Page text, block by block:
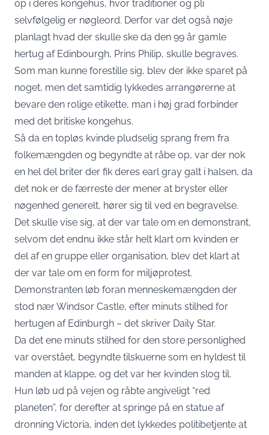
op i deres kongehus, hvor traditioner og pli
selvfølgelig er nøgleord. Derfor var det også nøje
planlagt hvad der skulle ske da den 99 år gamle
hertug af Edinbourgh, Prins Philip, skulle begraves.
Som man kunne forestille sig, blev der ikke sparet på
noget, men det samtidig lykkedes arrangørerne at
bevare den rolige etikette, man i høj grad forbinder
med det britiske kongehus.
Så da en topløs kvinde pludselig sprang frem fra
folkemængden og begyndte at råbe op, var der nok
en hel del briter der fik deres earl gray galt i halsen, da
det nok er de færreste der mener at bryster eller
nøgenhed generelt, hører sig til ved en begravelse.
Det skulle vise sig, at der var tale om en demonstrant,
selvom det endnu ikke står helt klart om kvinden er
del af en gruppe eller organisation, blev det klart at
der var tale om en form for miljøprotest.
Demonstranten løb foran menneskemængden der
stod nær Windsor Castle, efter minuts stilhed for
hertugen af Edinburgh – det skriver Daily Star.
Da det ene minuts stilhed for den store personlighed
var overstået, begyndte tilskuerne som en hyldest til
manden at klappe, og det var her kvinden slog til.
Hun løb ud på vejen og råbte angiveligt “red
planeten”, for derefter at springe på en statue af
dronning Victoria, inden det lykkedes politibetjente at